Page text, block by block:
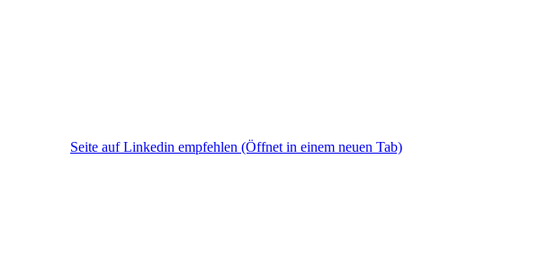
Seite auf Linkedin empfehlen (Öffnet in einem neuen Tab)